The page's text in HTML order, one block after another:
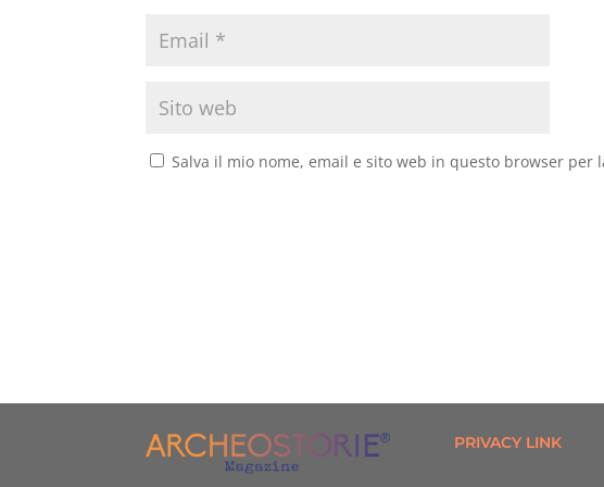
Salva il mio nome, email e sito web in questo browser per
PRIVACY LINK